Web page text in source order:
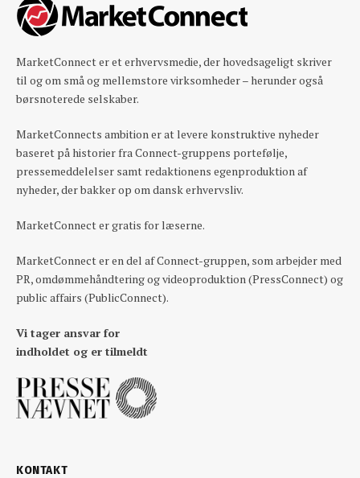
MarketConnect er et erhvervsmedie, der hovedsageligt skriver
til og om små og mellemstore virksomheder – herunder også
børsnoterede selskaber.
MarketConnects ambition er at levere konstruktive nyheder
baseret på historier fra Connect-gruppens portefølje,
pressemeddelelser samt redaktionens egenproduktion af
nyheder, der bakker op om dansk erhvervsliv.
MarketConnect er gratis for læserne.
MarketConnect er en del af Connect-gruppen, som arbejder med
PR, omdømmehåndtering og videoproduktion (PressConnect) og
public affairs (PublicConnect).
Vi tager ansvar for
indholdet og er tilmeldt
KONTAKT